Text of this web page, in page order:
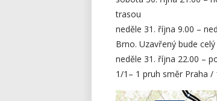
trasou
neděle 31. října 9.00 –
Brno. Uzavřený bude
neděle 31. října 22.00 –
1/1– 1 pruh směr Praha